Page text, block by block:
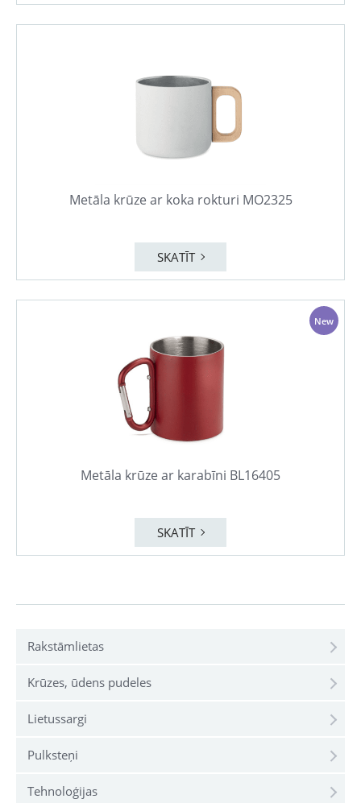
Rakstāmlietas
Krūzes, ūdens pudeles
Lietussargi
Pulksteņi
Tehnoloģijas
Metāla krūze ar koka rokturi MO2325
SKATĪT
New
Metāla krūze ar karabīni BL16405
SKATĪT